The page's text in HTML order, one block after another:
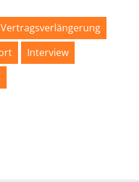
Vertragsverlängerung
Interview